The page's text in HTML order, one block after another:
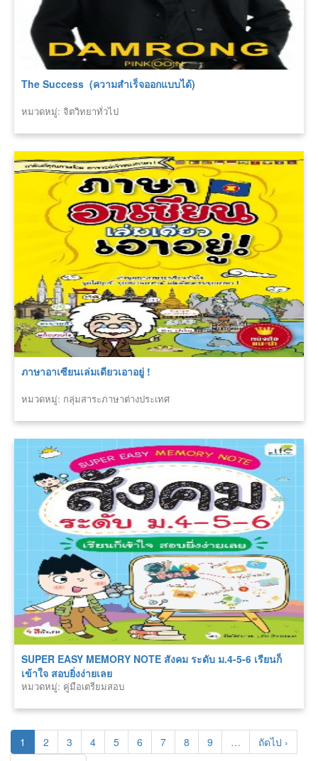
The Success (ความสำเร็จออกแบบได้)
หมวดหมู่: จิตวิทยาทั่วไป
ภาษาอาเซียนเล่มเดียวเอาอยู่ !
หมวดหมู่: กลุ่มสาระภาษาต่างประเทศ
SUPER EASY MEMORY NOTE สังคม ระดับ ม.4-5-6 เรียนก็
เข้าใจ สอบยิ่งง่ายเลย
หมวดหมู่: คู่มือเตรียมสอบ
1 2 3 4 5 6 7 8 9 …
ถัดไป ›